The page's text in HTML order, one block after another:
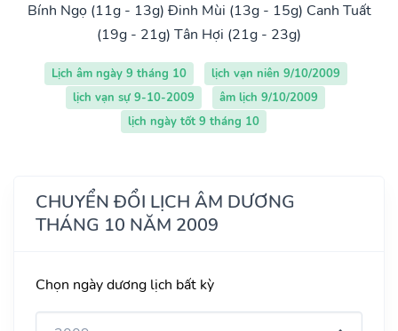
Bính Ngọ (11g - 13g) Đinh Mùi (13g - 15g) Canh Tuất
(19g - 21g) Tân Hợi (21g - 23g)
Lịch âm ngày 9 tháng 10
lịch vạn niên 9/10/2009
lịch vạn sự 9-10-2009
âm lịch 9/10/2009
lịch ngày tốt 9 tháng 10
CHUYỂN ĐỔI LỊCH ÂM DƯƠNG
THÁNG 10 NĂM 2009
Chọn ngày dương lịch bất kỳ